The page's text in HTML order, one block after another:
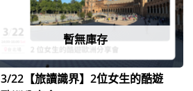
暫無庫存
3/22【旅讀識界】2位女生的酷遊